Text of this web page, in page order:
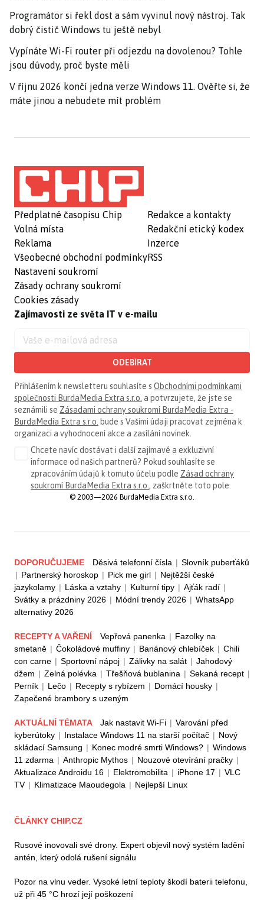
Programátor si řekl dost a sám vyvinul nový nástroj. Tak
dobrý čistič Windows tu ještě nebyl
Vypínáte Wi-Fi router při odjezdu na dovolenou? Tohle
jsou důvody, proč byste měli
V říjnu 2026 končí jedna verze Windows 11. Ověřte si, že
máte jinou a nebudete mít problém
Předplatné časopisu Chip
Volná místa
Reklama
Všeobecné obchodní podmínky
Nastavení soukromí
Zásady ochrany soukromí
Cookies zásady
Redakce a kontakty
Redakční etický kodex
Inzerce
RSS
Zajímavosti ze světa IT v e-mailu
ODEBÍRAT
Přihlášením k newsletteru souhlasíte s Obchodními podmínkami
společnosti BurdaMedia Extra s.r.o. a potvrzujete, že jste se
seznámili se Zásadami ochrany soukromí BurdaMedia Extra -
BurdaMedia Extra s.r.o. bude s Vašimi údaji pracovat zejména k
organizaci a vyhodnocení akce a zasílání novinek.
Chcete navíc dostávat i další zajímavé a exkluzivní
informace od našich partnerů? Pokud souhlasíte se
zpracováním údajů k tomuto účelu podle Zásad ochrany
soukromí BurdaMedia Extra s.r.o. , zaškrtněte toto pole.
© 2003—2026 BurdaMedia Extra s.r.o.
DOPORUČUJEME Děsivá telefonní čísla | Slovník puberťáků
| Partnerský horoskop | Pick me girl | Nejtěžší české
jazykolamy | Láska a vztahy | Kulturní tipy | Ajťák radí |
Svátky a prázdniny 2026 | Módní trendy 2026 | WhatsApp
alternativy 2026
RECEPTY A VAŘENÍ Vepřová panenka | Fazolky na
smetaně | Čokoládové muffiny | Banánový chlebíček | Chili
con carne | Sportovní nápoj | Zálivky na salát | Jahodový
džem | Zelná polévka | Třešňová bublanina | Sekaná recept |
Perník | Lečo | Recepty s rybízem | Domácí housky |
Zapečené brambory s uzeným
AKTUÁLNÍ TÉMATA Jak nastavit Wi-Fi | Varování před
kyberútoky | Instalace Windows 11 na starší počítač | Nový
skládací Samsung | Konec modré smrti Windows? | Windows
11 zdarma | Anthropic Mythos | Nouzové otevírání pračky |
Aktualizace Androidu 16 | Elektromobilita | iPhone 17 | VLC
TV | Klimatizace Maoudegola | Nejlepší Linux
ČLÁNKY CHIP.CZ
Rusové inovovali své drony. Expert objevil nový systém ladění
antén, který odolá rušení signálu
Pozor na vlnu veder. Vysoké letní teploty škodí baterii telefonu,
už při 45 °C hrozí její poškození